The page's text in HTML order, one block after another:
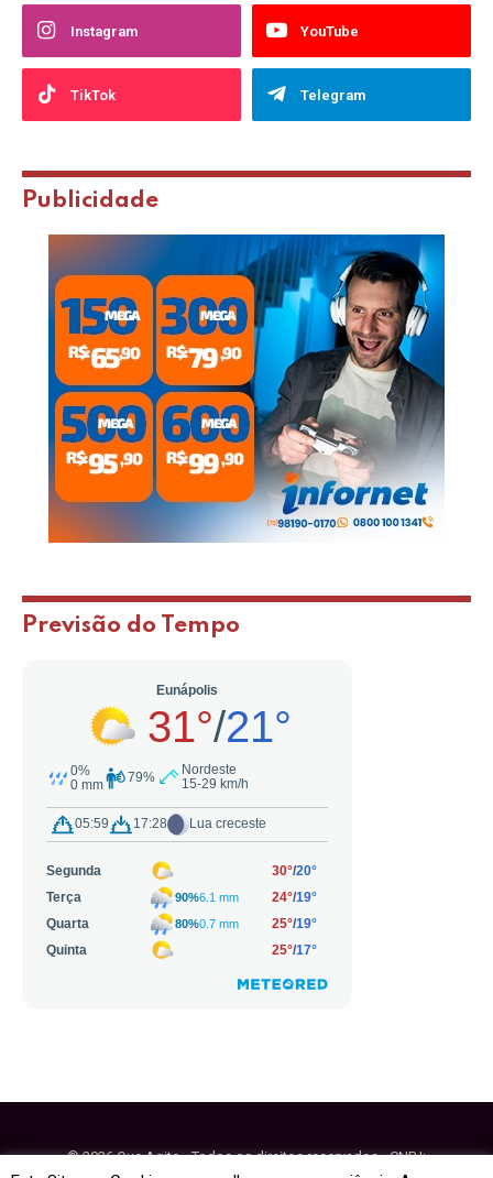
Instagram YouTube
TikTok Telegram
Publicidade
Previsão do Tempo
© 2026 Que Agito - Todos os direitos reservados - CNPJ: